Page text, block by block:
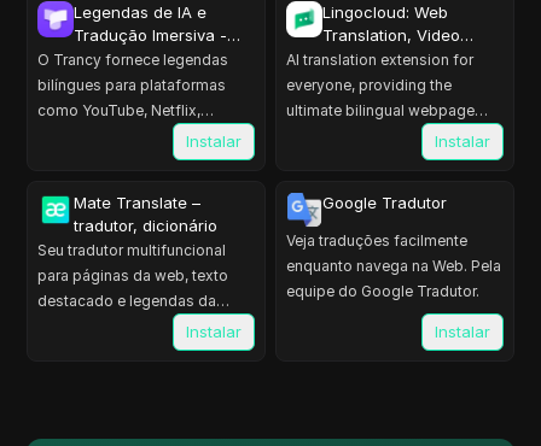
Legendas de IA e
Tradução Imersiva -
Trancy
O Trancy fornece legendas
bilíngues para plataformas
como YouTube, Netflix,
Disney+, TED, edX, Kehan,
Coursera... além de tradução…
Instalar
Lingocloud: Web
Translation, Video
Translation, AI Reading
Assistant
AI translation extension for
everyone, providing the
ultimate bilingual webpage
translation experience. The
best AI translation tool
Instalar
Mate Translate –
tradutor, dicionário
Seu tradutor multifuncional
para páginas da web, texto
destacado e legendas da
Netflix. Traduza e aprenda
palavras em 103 línguas.
Instalar
Google Tradutor
Veja traduções facilmente
enquanto navega na Web. Pela
equipe do Google Tradutor.
Instalar